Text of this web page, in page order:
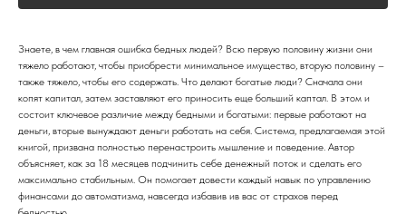
Знаете, в чем главная ошибка бедных людей? Всю первую половину жизни они
тяжело работают, чтобы приобрести минимальное имущество, вторую половину –
также тяжело, чтобы его содержать. Что делают богатые люди? Сначала они
копят капитал, затем заставляют его приносить еще больший каптал. В этом и
состоит ключевое различие между бедными и богатыми: первые работают на
деньги, вторые вынуждают деньги работать на себя. Система, предлагаемая этой
книгой, призвана полностью перенастроить мышление и поведение. Автор
объясняет, как за 18 месяцев подчинить себе денежный поток и сделать его
максимально стабильным. Он помогает довести каждый навык по управлению
финансами до автоматизма, навсегда избавив ив вас от страхов перед